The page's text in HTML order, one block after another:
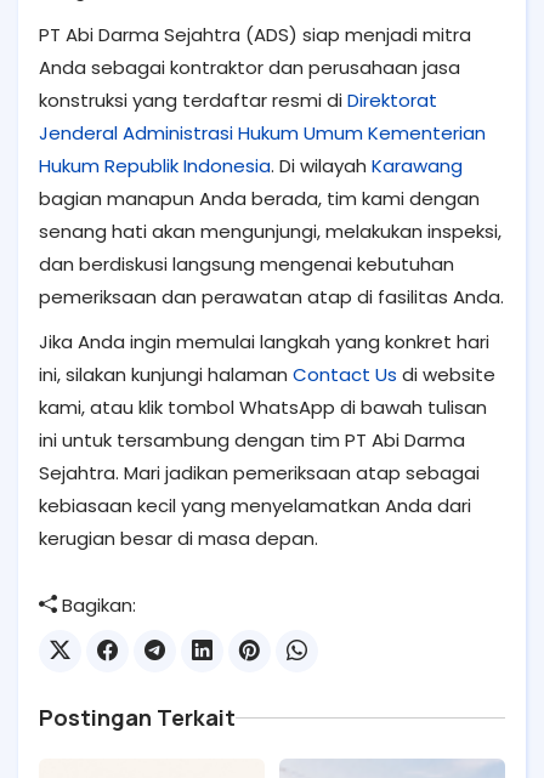
PT Abi Darma Sejahtra (ADS) siap menjadi mitra
Anda sebagai kontraktor dan perusahaan jasa
konstruksi yang terdaftar resmi diDirektorat
Jenderal Administrasi Hukum Umum Kementerian
Hukum Republik Indonesia. Di wilayah Karawang
bagian manapun Anda berada, tim kami dengan
senang hati akan mengunjungi, melakukan inspeksi,
dan berdiskusi langsung mengenai kebutuhan
pemeriksaan dan perawatan atap di fasilitas Anda.
Jika Anda ingin memulai langkah yang konkret hari
ini, silakan kunjungi halaman Contact Us di website
kami, atau klik tombol WhatsApp di bawah tulisan
ini untuk tersambung dengan tim PT Abi Darma
Sejahtra. Mari jadikan pemeriksaan atap sebagai
kebiasaan kecil yang menyelamatkan Anda dari
kerugian besar di masa depan.
Bagikan:
Postingan Terkait